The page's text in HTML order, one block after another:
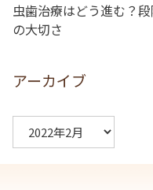
虫歯治療はどう進む？
の大切さ
アーカイブ
ー